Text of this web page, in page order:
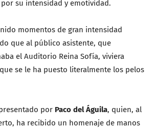
su intensidad y emotividad.
momentos de gran intensidad
que al público asistente, que
el Auditorio Reina Sofía, viviera
se le ha puesto literalmente los pelos
por Paco del Águila, quien, al
ha recibido un homenaje de manos